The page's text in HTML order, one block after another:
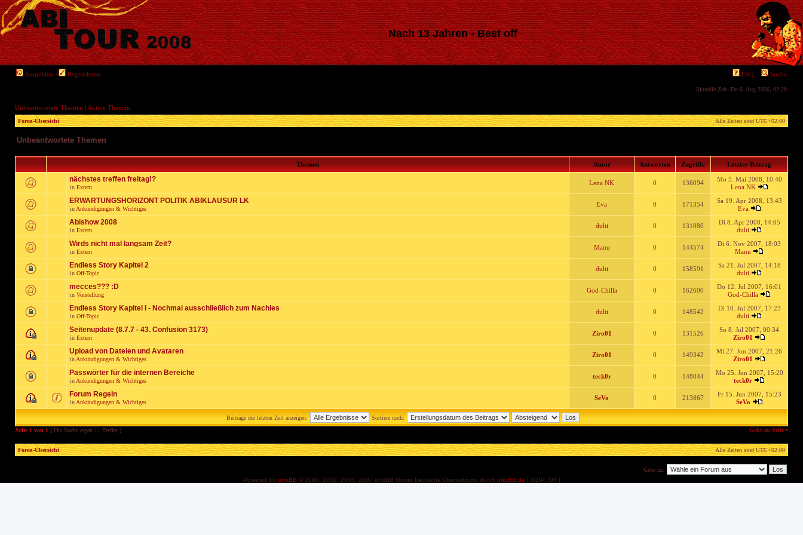
Nach 13 Jahren - Best off
Anmelden Registrieren FAQ Suche
Aktuelle Zeit: Do 6. Aug 2026, 02:20
Unbeantwortete Themen | Aktive Themen
Foren-Übersicht Alle Zeiten sindUTC+02:00
Unbeantwortete Themen
Themen Autor Antworten Zugriffe Letzter Beitrag
nächstes treffen freitag!?
in Extern
Lena NK 0 136094
Mo 5. Mai 2008, 10:40
Lena NK
ERWARTUNGSHORIZONT POLITIK ABIKLAUSUR LK
in Ankündigungen & Wichtiges
Eva 0 171354
Sa 19. Apr 2008, 13:43
Eva
Abishow 2008
in Extern
dulti 0 131080
Di 8. Apr 2008, 14:05
dulti
Wirds nicht mal langsam Zeit?
in Extern
Manu 0 144574
Di 6. Nov 2007, 18:03
Manu
Endless Story Kapitel 2
in Off-Topic
dulti 0 158591
Sa 21. Jul 2007, 14:18
dulti
mecces??? :D
in Vorstellung
God-Chilla 0 162600
Do 12. Jul 2007, 16:01
God-Chilla
Endless Story Kapitel I - Nochmal ausschließlich zum Nachles
in Off-Topic
dulti 0 148542
Di 10. Jul 2007, 17:23
dulti
Seitenupdate (8.7.7 - 43. Confusion 3173)
in Extern
Ziro01 0 131526
So 8. Jul 2007, 00:34
Ziro01
Upload von Dateien und Avataren
in Ankündigungen & Wichtiges
Ziro01 0 149342
Mi 27. Jun 2007, 21:26
Ziro01
Passwörter für die internen Bereiche
in Ankündigungen & Wichtiges
teck0r 0 148044
Mo 25. Jun 2007, 15:20
teck0r
Forum Regeln
in Ankündigungen & Wichtiges
SeVo 0 213867
Fr 15. Jun 2007, 15:23
SeVo
Beiträge der letzten Zeit anzeigen:
Sortiere nach:
Seite 1 von 1 [ Die Suche ergab 11 Treffer ] Gehe zu Seite •
Foren-Übersicht Alle Zeiten sindUTC+02:00
Gehe zu:
Powered by phpBB © 2000, 2002, 2005, 2007 phpBB Group Deutsche Übersetzung durch phpBB.de [ GZIP: Off ]